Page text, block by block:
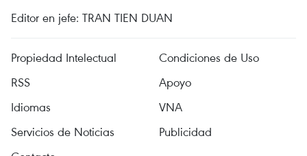
Editor en jefe: TRAN TIEN DUAN
Propiedad Intelectual
Condiciones de Uso
RSS
Apoyo
Idiomas
VNA
Servicios de Noticias
Publicidad